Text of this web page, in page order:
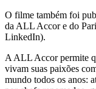
O filme também foi
da ALL Accor e do
LinkedIn).
A ALL Accor permite
vivam suas paixões
mundo todos os anos: